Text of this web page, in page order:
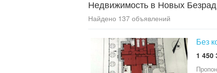
Недвижимость в Новых
Найдено 137 объявлений
Без
1 450